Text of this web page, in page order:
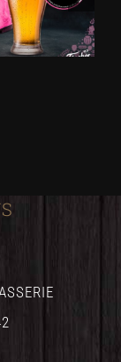
Boots
2021